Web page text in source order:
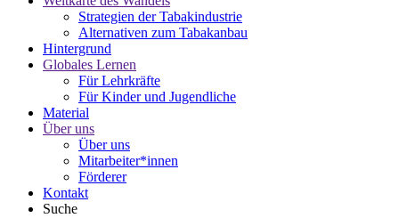
Strategien der Tabakindustrie
Alternativen zum Tabakanbau
Hintergrund
Globales Lernen
Für Lehrkräfte
Für Kinder und Jugendliche
Material
Über uns
Über uns
Mitarbeiter*innen
Förderer
Kontakt
Suche